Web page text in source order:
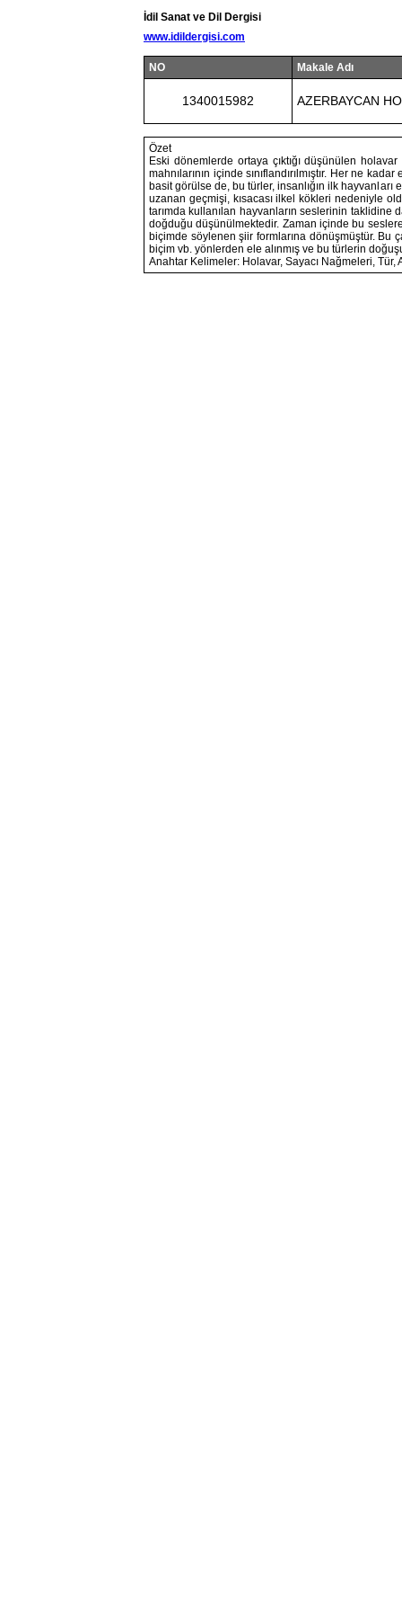
İdil Sanat ve Dil Dergisi
www.idildergisi.com
NO Makale Adı
1340015982 AZERBAYCAN
Özet
Eski dönemlerde ortaya çıktığı düşünülen
mahnılarının içinde sınıflandırılmıştır. Her ne
basit görülse de, bu türler, insanlığın ilk
uzanan geçmişi, kısacası ilkel kökleri nedeniyle
tarımda kullanılan hayvanların seslerinin
doğduğu düşünülmektedir. Zaman içinde bu
biçimde söylenen şiir formlarına dönüşmüştür. Bu
biçim vb. yönlerden ele alınmış ve bu türlerin
Anahtar Kelimeler: Holavar, Sayacı Nağmeleri, Tür,